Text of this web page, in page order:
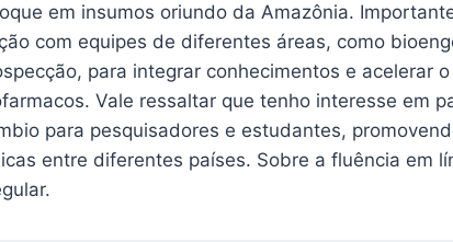
em insumos oriundo da Amazônia.
com equipes de diferentes áreas, como
para integrar conhecimentos e acelerar
Vale ressaltar que tenho interesse em
para pesquisadores e estudantes,
entre diferentes países. Sobre a fluência em